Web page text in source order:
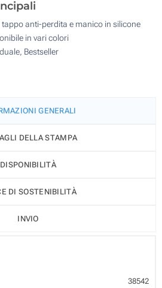
anti-perdita e manico in silicone
in vari colori
Bestseller
GENERALI
DELLA STAMPA
DISPONIBILITÀ
DI SOSTENIBILITÀ
INVIO
38542